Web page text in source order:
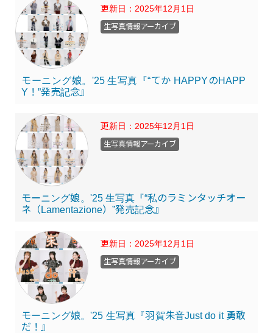
更新日： 2025年12月1日
モーニング娘。'25 生写真『“てか HAPPYのHAPP
Y！”発売記念』
生写真情報アーカイブ
更新日： 2025年12月1日
モーニング娘。'25 生写真『“私のラミンタッチオー
ネ（Lamentazione）”発売記念』
生写真情報アーカイブ
更新日： 2025年12月1日
モーニング娘。'25 生写真『羽賀朱音Just do it 勇敢
だ！』
生写真情報アーカイブ